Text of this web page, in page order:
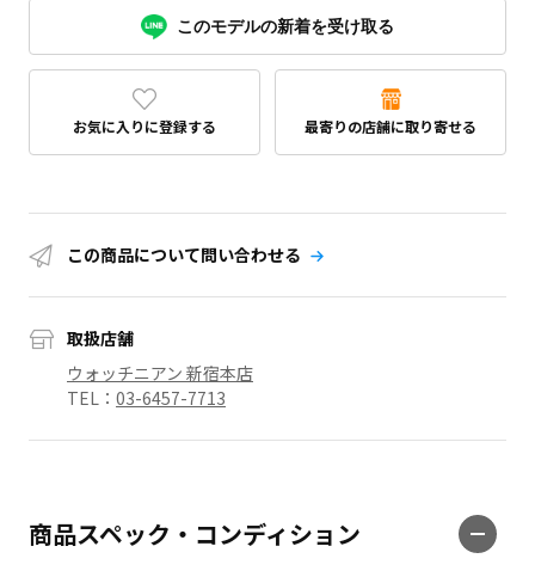
このモデルの新着を受け取る
お気に入りに登録する 最寄りの店舗に取り寄せる
この商品について問い合わせる
取扱店舗
ウォッチニアン 新宿本店
TEL： 03-6457-7713
商品スペック・コンディション